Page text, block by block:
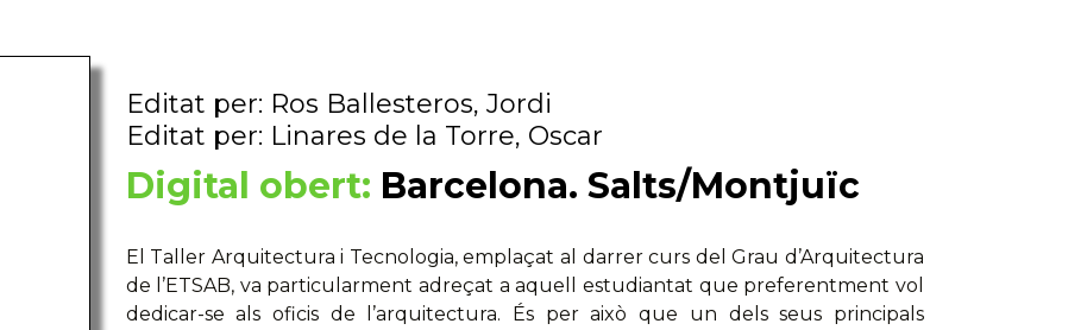
Editat per: Ros Ballesteros, Jordi
Editat per: Linares de la Torre, Oscar
Digital obert: Barcelona. Salts/Montjuïc
El Taller Arquitectura i Tecnologia, emplaçat al darrer curs del Grau d’Arquitectura
de l’ETSAB, va particularment adreçat a aquell estudiantat que preferentment vol
dedicar-se als oficis de l’arquitectura. És per això que un dels seus principals